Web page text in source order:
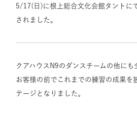
5/17(日)に根上総合文化会館タントに
されました。
クアハウスN9のダンスチームの他にも
お客様の前でこれまでの練習の成果を
テージとなりました。